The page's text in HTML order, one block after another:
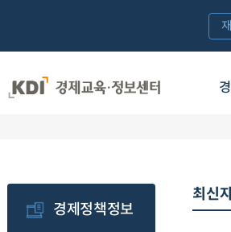
경제정책정보
최신